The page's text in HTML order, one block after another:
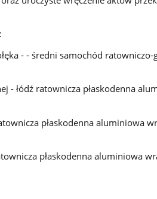
- - średni samochód ratowniczo-
- łódź ratownicza płaskodenna
płaskodenna aluminiowa
płaskodenna aluminiowa